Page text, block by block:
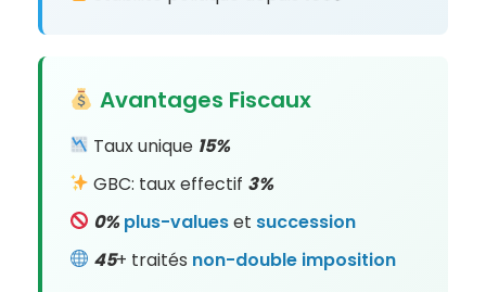
Avantages Fiscaux
Taux unique 15%
GBC: taux effectif 3%
0% plus-valueset succession
45+ traités non-double imposition